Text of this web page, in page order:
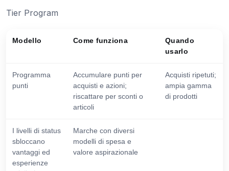
Tier Program
Modello Come funziona
Quando
usarlo
Programma
punti
Accumulare punti per
acquisti e azioni;
riscattare per sconti o
articoli
Acquisti ripetuti;
ampia gamma
di prodotti
I livelli di status
sbloccano
vantaggi ed
esperienze
Marche con diversi
modelli di spesa e
valore aspirazionale